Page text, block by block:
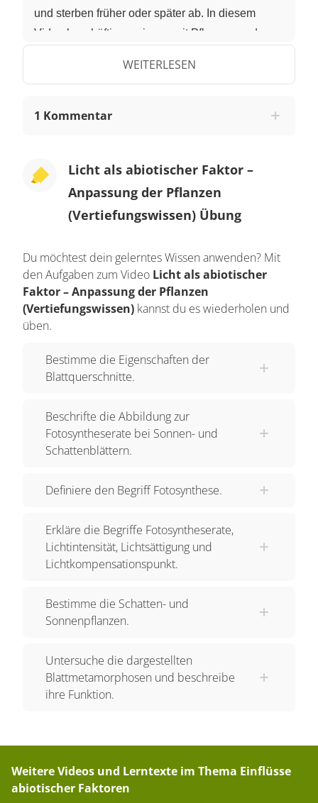
und sterben früher oder später ab. In diesem
Video beschäftigen wir uns mit Pflanzen und
Lichtverhältnisse. Dabei werde ich auch auf die
Pflanzen haben ganz unterschiedliche
bei einer Pflanze die Menge an verfügbarem
Licht, da dieses die Grundvoraussetzung für die
Fotosynthese ist. Man unterscheidet Sonnen- und
Schattenpflanzen.
Sonnenpflanzen und Sonnenblätter
Sonnenpflanzen brauchen sonnige Standorte
und sterben an schattigen Standorten langsam
ab. Sie haben meist dicke, dunkelgrüne und
mehrschichtiges Palisadengewebe. Oft sind die
Blätter auch noch mit Haaren oder Wachs
schützen.
Beispiele für Sonnenpflanzen sind z.B. die
Auch alle C4-Pflanzen sind übrigens
Schattenpflanzen und Schattenblätter
Schattenpflanzenhaben einen geringeren
Standorten. Zu viel Sonne über einen längeren
Zeitraum ist für sie tödlich. Sie haben oft große
einschichtiges Palisadengewebe. Mit ihren
großen Blättern können Schattenpflanzen die
das Springkraut oder auch Funkien.
WEITERLESEN
1 Kommentar
Licht als abiotischer Faktor –
Anpassung der Pflanzen
(Vertiefungswissen) Übung
Du möchtest dein gelerntes Wissen anwenden? Mit
den Aufgaben zum Video Licht als abiotischer
Faktor – Anpassung der Pflanzen
(Vertiefungswissen) kannst du es wiederholen und
üben.
Bestimme die Eigenschaften der
Blattquerschnitte.
Beschrifte die Abbildung zur
Fotosyntheserate bei Sonnen- und
Schattenblättern.
Definiere den Begriff Fotosynthese.
Erkläre die Begriffe Fotosyntheserate,
Lichtintensität, Lichtsättigung und
Lichtkompensationspunkt.
Bestimme die Schatten- und
Sonnenpflanzen.
Untersuche die dargestellten
Blattmetamorphosen und beschreibe
ihre Funktion.
Weitere Videos und Lerntexte im Thema Einflüsse
abiotischer Faktoren